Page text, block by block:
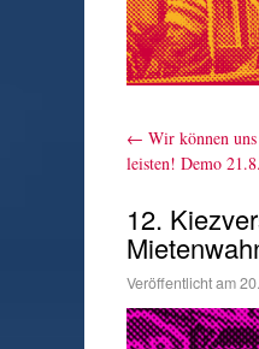
← Wir können
leisten! Demo 21.8.
12.
Veröffentlicht am